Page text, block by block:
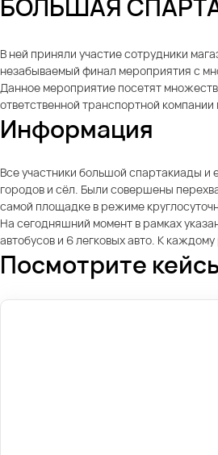
БОЛЬШАЯ
В ней приняли участие сотрудники
незабываемый финал мероприятия с
Данное мероприятие посетят
ответственной транспортной
Информация
Все участники большой спартакиады и
городов и сёл. Были совершены
самой площадке в режиме
На сегодняшний момент в рамках
автобусов и 6 легковых авто. К
Посмотрите